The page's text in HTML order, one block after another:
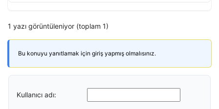
1 yazı görüntüleniyor (toplam 1)
Bu konuyu yanıtlamak için giriş yapmış olmalısınız.
Kullanıcı adı: